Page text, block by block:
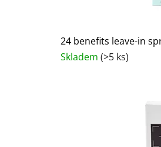
24 benefits leave-in
Skladem (>5 ks)